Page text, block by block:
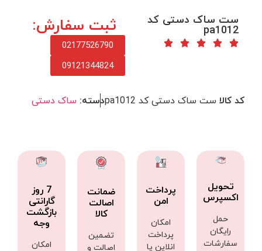
ست ساک دستی کد
pa1012 ثبت سفارش:
02177526790
09121344824
کد کالا ست ساک دستی کد pa1012 دسته: ساک دستی
تحویل
اکسپرس
حمل
رایگان
سفارشات
پرداخت
امن
امکان
پرداخت
انلاین یا
ضمانت
اصالت
کالا
تضمین
اصالت و
7 روز
گارانتی
بازگشت
وجه
امکان